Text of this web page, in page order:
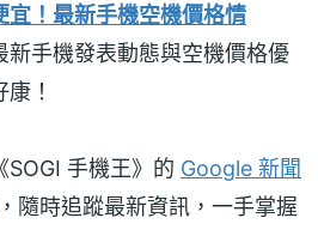
宜！最新手機空機價格情
新手機發表動態與空機價格優
！
SOGI 手機王》的 Google 新聞
，隨時追蹤最新資訊，一手掌握